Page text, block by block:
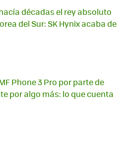
décadas el rey absoluto
del Sur: SK Hynix acaba de
Phone 3 Pro por parte de
por algo más: lo que cuenta